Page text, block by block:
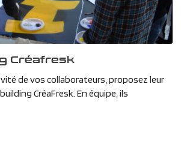
Créafresk
de vos collaborateurs, proposez leur
CréaFresk. En équipe, ils